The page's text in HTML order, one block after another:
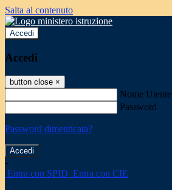
Salta al contenuto
Accedi
Accedi
button close ×
Nome Utente
Password
Password dimenticata?
-
Entra con SPID Entra con CIE